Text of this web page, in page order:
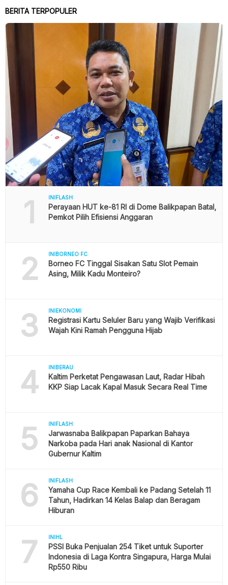
BERITA TERPOPULER
1 INIFLASH
Perayaan HUT ke-81 RI di Dome Balikpapan Batal,
Pemkot Pilih Efisiensi Anggaran
2 INIBORNEO FC
Borneo FC Tinggal Sisakan Satu Slot Pemain
Asing, Milik Kadu Monteiro?
3 INIEKONOMI
Registrasi Kartu Seluler Baru yang Wajib Verifikasi
Wajah Kini Ramah Pengguna Hijab
4 INIBERAU
Kaltim Perketat Pengawasan Laut, Radar Hibah
KKP Siap Lacak Kapal Masuk Secara Real Time
5 INIFLASH
Jarwasnaba Balikpapan Paparkan Bahaya
Narkoba pada Hari anak Nasional di Kantor
Gubernur Kaltim
6 INIFLASH
Yamaha Cup Race Kembali ke Padang Setelah 11
Tahun, Hadirkan 14 Kelas Balap dan Beragam
Hiburan
7 INIHL
PSSI Buka Penjualan 254 Tiket untuk Suporter
Indonesia di Laga Kontra Singapura, Harga Mulai
Rp550 Ribu